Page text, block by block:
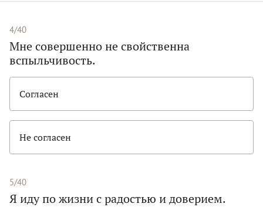
4/40
Мне совершенно не свойственна
вспыльчивость.
Согласен
Не согласен
5/40
Я иду по жизни с радостью и доверием.